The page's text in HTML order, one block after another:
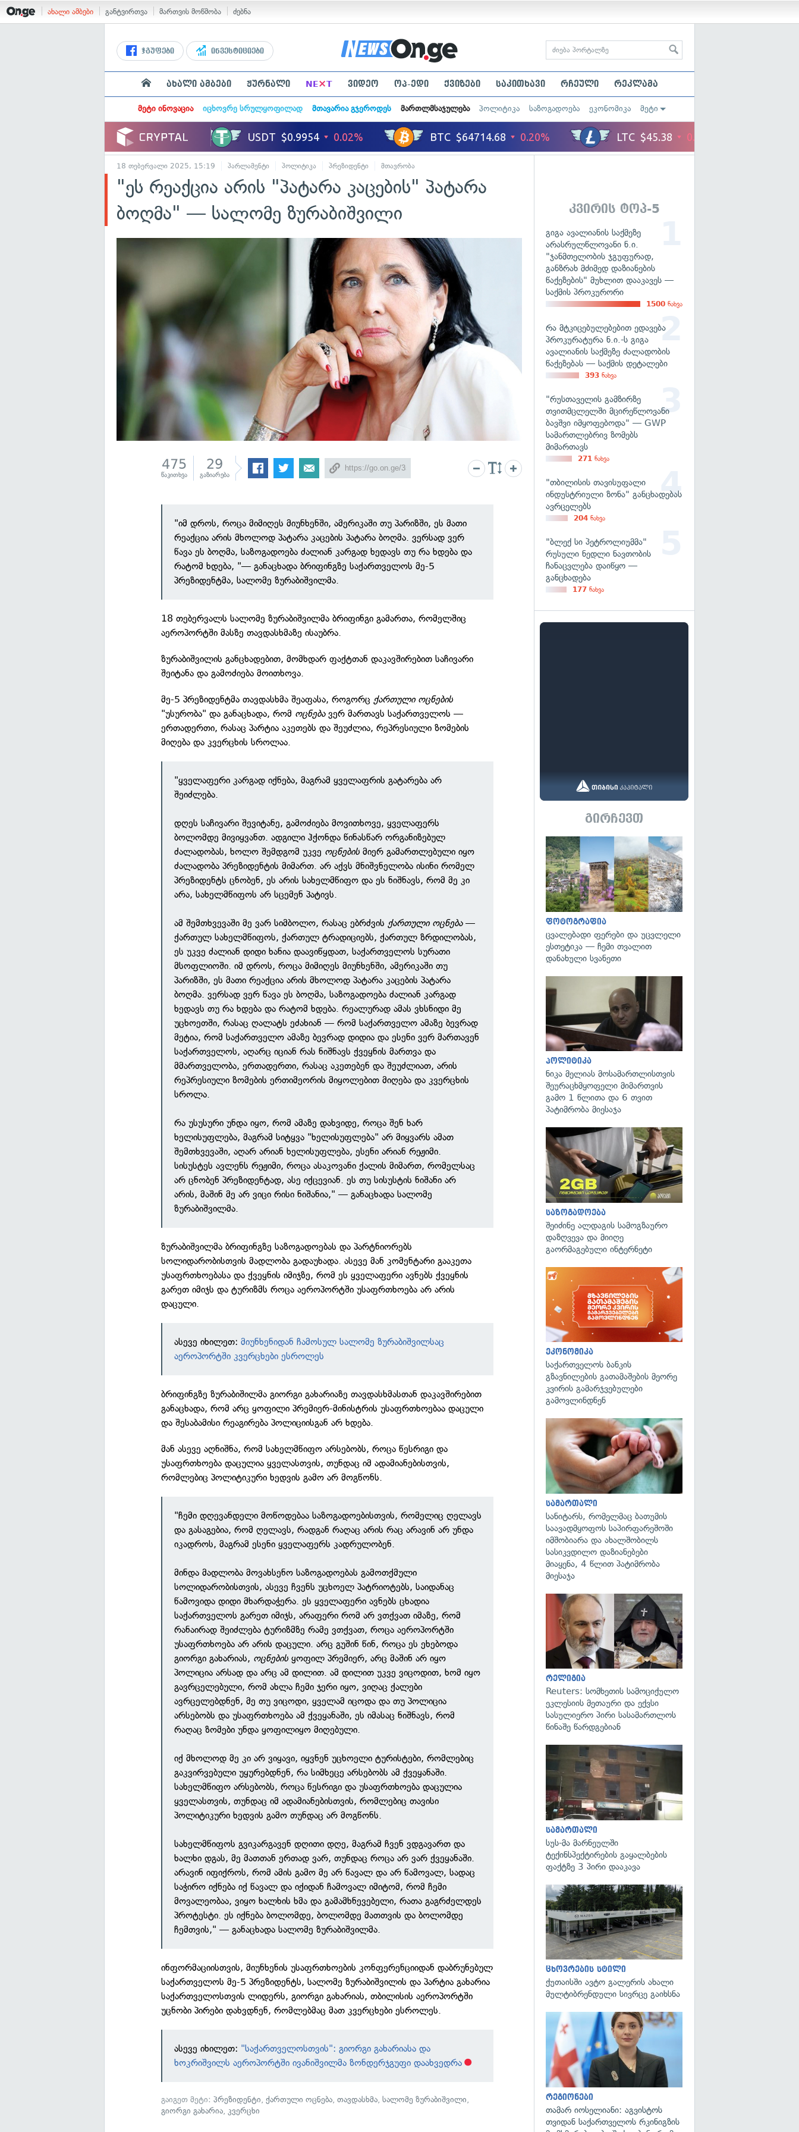
ახალი ამბები განტვირთვა მართვის მოწმობა ძებნა
ჯგუფები ინვესტიციები
ახალი ამბები ჟურნალი NE×T ვიდეო ოპ-ედი ქვიზები საკითხავი რჩეული რეკლამა
მეტი ინოვაცია იცხოვრე სრულყოფილად მთავარია გჯეროდეს მართლმსაჯულება პოლიტიკა საზოგადოება ეკონომიკა მეტი
18 თებერვალი 2025, 15:19 პარლამენტი პოლიტიკა პრეზიდენტი მთავრობა
"ეს რეაქცია არის "პატარა კაცების" პატარა
ბოღმა" — სალომე ზურაბიშვილი
475
წაკითხვა
29
გაზიარება
"იმ დროს, როცა მიმიღეს მიუნხენში, ამერიკაში თუ პარიზში, ეს მათი
რეაქცია არის მხოლოდ პატარა კაცების პატარა ბოღმა. ვერსად ვერ
წავა ეს ბოღმა, საზოგადოება ძალიან კარგად ხედავს თუ რა ხდება და
რატომ ხდება, "— განაცხადა ბრიფინგზე საქართველოს მე-5
პრეზიდენტმა, სალომე ზურაბიშვილმა.
18 თებერვალს სალომე ზურაბიშვილმა ბრიფინგი გამართა, რომელშიც
აეროპორტში მასზე თავდასხმაზე ისაუბრა.
ზურაბიშვილის განცხადებით, მომხდარ ფაქტთან დაკავშირებით საჩივარი
შეიტანა და გამოძიება მოითხოვა.
მე-5 პრეზიდენტმა თავდასხმა შეაფასა, როგორცქართული ოცნების
"უსურობა" და განაცხადა, რომ ოცნებავერ მართავს საქართველოს —
ერთადერთი, რასაც პარტია აკეთებს და შეუძლია, რეპრესიული ზომების
მიღება და კვერცხის სროლაა.
"ყველაფერი კარგად იქნება, მაგრამ ყველაფრის გატარება არ
შეიძლება.
დღეს საჩივარი შევიტანე, გამოძიება მოვითხოვე, ყველაფერს
ბოლომდე მივიყვანთ. ადგილი ჰქონდა წინასწარ ორგანიზებულ
ძალადობას, ხოლო შემდგომ უკვე ოცნებისმიერ გამართლებული იყო
ძალადობა პრეზიდენტის მიმართ. არ აქვს მნიშვნელობა ისინი რომელ
პრეზიდენტს ცნობენ, ეს არის სახელმწიფო და ეს ნიშნავს, რომ მე კი
არა, სახელმწიფოს არ სცემენ პატივს.
ამ შემთხვევაში მე ვარ სიმბოლო, რასაც ებრძვისქართული ოცნება—
ქართულ სახელმწიფოს, ქართულ ტრადიციებს, ქართულ ზრდილობას,
ეს უკვე ძალიან დიდი ხანია დაავიწყდათ, საქართველოს სურათი
მსოფლიოში. იმ დროს, როცა მიმიღეს მიუნხენში, ამერიკაში თუ
პარიზში, ეს მათი რეაქცია არის მხოლოდ პატარა კაცების პატარა
ბოღმა. ვერსად ვერ წავა ეს ბოღმა, საზოგადოება ძალიან კარგად
ხედავს თუ რა ხდება და რატომ ხდება. რეალურად ამას ვხსნიდი მე
უცხოეთში, რასაც ღალატს ეძახიან — რომ საქართველო ამაზე ბევრად
მეტია, რომ საქართველო ამაზე ბევრად დიდია და ესენი ვერ მართავენ
საქართველოს, აღარც იციან რას ნიშნავს ქვეყნის მართვა და
მმართველობა, ერთადერთი, რასაც აკეთებენ და შეუძლიათ, არის
რეპრესიული ზომების ერთიმეორის მიყოლებით მიღება და კვერცხის
სროლა.
რა უსუსური უნდა იყო, რომ ამაზე დახვიდე, როცა შენ ხარ
ხელისუფლება, მაგრამ სიტყვა "ხელისუფლება" არ მიყვარს ამათ
შემთხვევაში, აღარ არიან ხელისუფლება, ესენი არიან რეჟიმი.
სისუსტეს ავლენს რეჟიმი, როცა ასაკოვანი ქალის მიმართ, რომელსაც
არ ცნობენ პრეზიდენტად, ასე იქცევიან. ეს თუ სისუსტის ნიშანი არ
არის, მაშინ მე არ ვიცი რისი ნიშანია," — განაცხადა სალომე
ზურაბიშვილმა.
ზურაბიშვილმა ბრიფინგზე საზოგადოებას და პარტნიორებს
სოლიდარობისთვის მადლობა გადაუხადა. ასევე მან კომენტარი გააკეთა
უსაფრთხოებასა და ქვეყნის იმიჯზე, რომ ეს ყველაფერი ავნებს ქვეყნის
გარეთ იმიჯს და ტურიზმს როცა აეროპორტში უსაფრთხოება არ არის
დაცული.
ასევე იხილეთ:მიუნხენიდან ჩამოსულ სალომე ზურაბიშვილსაც
აეროპორტში კვერცხები ესროლეს
ბრიფინგზე ზურაბიშილმა გიორგი გახარიაზე თავდასხმასთან დაკავშირებით
განაცხადა, რომ არც ყოფილი პრემიერ-მინისტრის უსაფრთხოებაა დაცული
და შესაბამისი რეაგირება პოლიციისგან არ ხდება.
მან ასევე აღნიშნა, რომ სახელმწიფო არსებობს, როცა წესრიგი და
უსაფრთხოება დაცულია ყველასთვის, თუნდაც იმ ადამიანებისთვის,
რომლებიც პოლიტიკური ხედვის გამო არ მოგწონს.
"ჩემი დღევანდელი მოწოდებაა საზოგადოებისთვის, რომელიც ღელავს
და გასაგებია, რომ ღელავს, რადგან რაღაც არის რაც არავინ არ უნდა
იკადროს, მაგრამ ესენი ყველაფერს კადრულობენ.
მინდა მადლობა მოვახსენო საზოგადოებას გამოთქმული
სოლიდარობისთვის, ასევე ჩვენს უცხოელ პატრიოტებს, საიდანაც
წამოვიდა დიდი მხარდაჭერა. ეს ყველაფერი ავნებს ცხადია
საქართველოს გარეთ იმიჯს, არაფერი რომ არ ვთქვათ იმაზე, რომ
რანაირად შეიძლება ტურიზმზე რამე ვთქვათ, როცა აეროპორტში
უსაფრთხოება არ არის დაცული. არც გუშინ წინ, როცა ეს ეხებოდა
გიორგი გახარიას, ოცნებისყოფილ პრემიერ, არც მაშინ არ იყო
პოლიცია არსად და არც ამ დილით. ამ დილით უკვე ვიცოდით, ხომ იყო
გავრცელებული, რომ ახლა ჩემი ჯერი იყო, ვიღაც ქალები
ავრცელებდნენ, მე თუ ვიცოდი, ყველამ იცოდა და თუ პოლიცია
არსებობს და უსაფრთხოება ამ ქვეყანაში, ეს იმასაც ნიშნავს, რომ
რაღაც ზომები უნდა ყოფილიყო მიღებული.
იქ მხოლოდ მე კი არ ვიყავი, იყვნენ უცხოელი ტურისტები, რომლებიც
გაკვირვებული უყურებდნენ, რა სიმხეცე არსებობს ამ ქვეყანაში.
სახელმწიფო არსებობს, როცა წესრიგი და უსაფრთხოება დაცულია
ყველასთვის, თუნდაც იმ ადამიანებისთვის, რომლებიც თავისი
პოლიტიკური ხედვის გამო თუნდაც არ მოგწონს.
სახელმწიფოს გვიკარგავენ დღითი დღე, მაგრამ ჩვენ ვდგავართ და
ხალხი დგას, მე მათთან ერთად ვარ, თუნდაც როცა არ ვარ ქვეყანაში.
არავინ იფიქროს, რომ ამის გამო მე არ წავალ და არ წამოვალ, სადაც
საჭირო იქნება იქ წავალ და იქიდან ჩამოვალ იმიტომ, რომ ჩემი
მოვალეობაა, ვიყო ხალხის ხმა და გამამხნევებელი, რათა გაგრძელდეს
პროტესტი. ეს იქნება ბოლომდე, ბოლომდე მათთვის და ბოლომდე
ჩემთვის," — განაცხადა სალომე ზურაბიშვილმა.
ინფორმაციისთვის, მიუნხენის უსაფრთხოების კონფერენციიდან დაბრუნებულ
საქართველოს მე-5 პრეზიდენტს, სალომე ზურაბიშვილის და პარტია გახარია
საქართველოსთვის ლიდერს, გიორგი გახარიას, თბილისის აეროპორტში
უცნობი პირები დახვდნენ, რომლებმაც მათ კვერცხები ესროლეს.
ასევე იხილეთ: "საქართველოსთვის": გიორგი გახარიასა და
ხოკრიშვილს აეროპორტში ივანიშვილმა ზონდერჯგუფი დაახვედრა
გაიგეთ მეტი:პრეზიდენტი,ქართული ოცნება,თავდასხმა,სალომე ზურაბიშვილი,
გიორგი გახარია,კვერცხი
კვირის ტოპ-5
გიგა ავალიანის საქმეზე
არასრულწლოვანი ნ.ი.
"ჯანმთელობის ჯგუფურად,
განზრახ მძიმედ დაზიანების
წაქეზების" მუხლით დააკავეს —
საქმის პროკურორი
1500 ნახვა
რა მტკიცებულებებით ედავება
პროკურატურა ნ.ი.-ს გიგა
ავალიანის საქმეზე ძალადობის
წაქეზებას — საქმის დეტალები
393 ნახვა
"რუსთაველის გამზირზე
თვითმცლელში მცირეწლოვანი
ბავშვი იმყოფებოდა" — GWP
სამართლებრივ ზომებს
მიმართავს
271 ნახვა
"თბილისის თავისუფალი
ინდუსტრიული ზონა" განცხადებას
ავრცელებს
204 ნახვა
"ბლექ სი პეტროლიუმმა"
რუსული ნედლი ნავთობის
ჩანაცვლება დაიწყო —
განცხადება
177 ნახვა
გირჩევთ
ფოტოგრაფია
ცვალებადი ფერები და უცვლელი
ესთეტიკა — ჩემი თვალით
დანახული სვანეთი
პოლიტიკა
ნიკა მელიას მოსამართლისთვის
შეურაცხმყოფელი მიმართვის
გამო 1 წლითა და 6 თვით
პატიმრობა მიესაჯა
საზოგადოება
შეიძინე ალდაგის სამოგზაურო
დაზღვევა და მიიღე
გაორმაგებული ინტერნეტი
ეკონომიკა
საქართველოს ბანკის
გზავნილების გათამაშების მეორე
კვირის გამარჯვებულები
გამოვლინდნენ
სამართალი
სანიტარს, რომელმაც ბათუმის
საავადმყოფოს საპირფარეშოში
იმშობიარა და ახალშობილს
სასიკვდილო დაზიანებები
მიაყენა, 4 წლით პატიმრობა
მიესაჯა
რელიგია
Reuters: სომხეთის სამოციქულო
ეკლესიის მეთაური და ექვსი
სასულიერო პირი სასამართლოს
წინაშე წარდგებიან
სამართალი
სუს-მა მარნეულში
ტექინსპექტირების გაყალბების
ფაქტზე 3 პირი დააკავა
ცხოვრების სტილი
ქუთაისში ავტო გალერის ახალი
მულტიბრენდული სივრცე გაიხსნა
რეგიონები
თამარ იოსელიანი: აგვისტოს
თვიდან საქართველოს რკინიგზის